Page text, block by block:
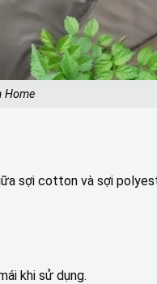
Home
sợi cotton và sợi
khi sử dụng.